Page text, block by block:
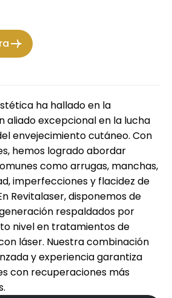
ha hallado en la
aliado excepcional en la lucha
envejecimiento cutáneo. Con
hemos logrado abordar
como arrugas, manchas,
imperfecciones y flacidez de
Revitalaser, disponemos de
respaldados por
nivel en tratamientos de
láser. Nuestra combinación
y experiencia garantiza
con recuperaciones más